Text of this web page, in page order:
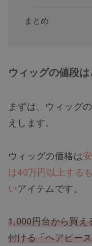
まとめ
ウィッグの値段
まずは、ウィッグ
えします。
ウィッグの価格は
は40万円以上する
いアイテムです。
1,000円台から買
付ける「ヘアピー